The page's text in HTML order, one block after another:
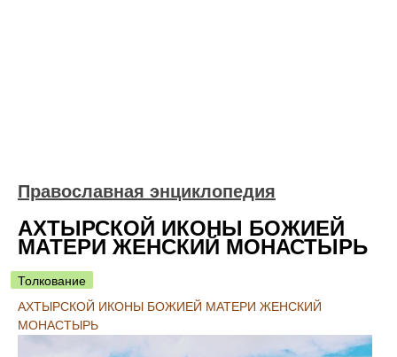
Православная энциклопедия
АХТЫРСКОЙ ИКОНЫ БОЖИЕЙ
МАТЕРИ ЖЕНСКИЙ МОНАСТЫРЬ
Толкование
АХТЫРСКОЙ ИКОНЫ БОЖИЕЙ МАТЕРИ ЖЕНСКИЙ
МОНАСТЫРЬ